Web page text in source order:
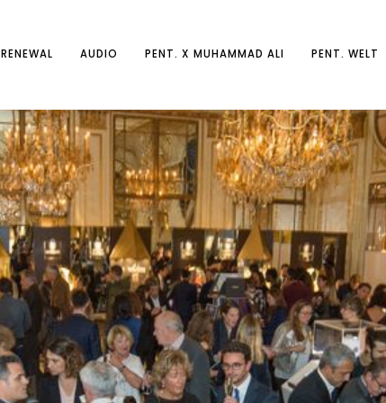
RENEWAL AUDIO PENT. X MUHAMMAD ALI PENT. WELT